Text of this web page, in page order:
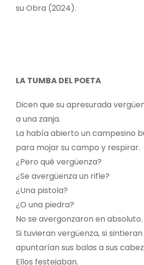
su Obra (2024).
LA TUMBA DEL POETA
Dicen que su apresurada
a una zanja.
La había abierto un campesino
para mojar su campo y respirar.
¿Pero qué vergüenza?
¿Se avergüenza un rifle?
¿Una pistola?
¿O una piedra?
No se avergonzaron en absoluto.
Si tuvieran vergüenza, si
apuntarían sus balas a sus
Ellos festejaban.